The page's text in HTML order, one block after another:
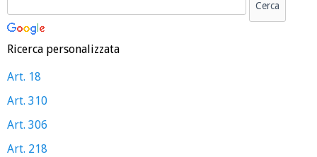
Ricerca personalizzata
Art. 18
Art. 310
Art. 306
Art. 218